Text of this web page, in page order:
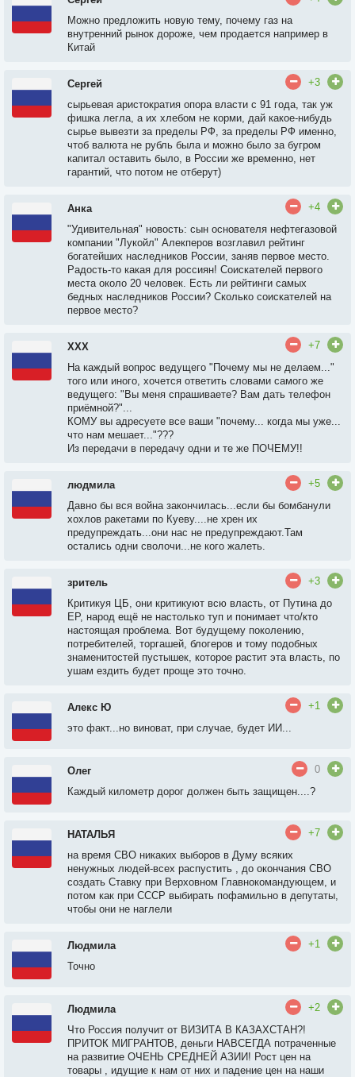
Можно предложить новую тему, почему газ на
внутренний рынок дороже, чем продается например в
Китай
Сергей
+3
сырьевая аристократия опора власти с 91 года, так уж
фишка легла, а их хлебом не корми, дай какое-нибудь
сырье вывезти за пределы РФ, за пределы РФ именно,
чтоб валюта не рубль была и можно было за бугром
капитал оставить было, в России же временно, нет
гарантий, что потом не отберут)
Анка
+4
"Удивительная" новость: сын основателя нефтегазовой
компании "Лукойл" Алекперов возглавил рейтинг
богатейших наследников России, заняв первое место.
Радость-то какая для россиян! Соискателей первого
места около 20 человек. Есть ли рейтинги самых
бедных наследников России? Сколько соискателей на
первое место?
ХХХ
+7
На каждый вопрос ведущего "Почему мы не делаем..."
того или иного, хочется ответить словами самого же
ведущего: "Вы меня спрашиваете? Вам дать телефон
приёмной?"...
КОМУ вы адресуете все ваши "почему... когда мы уже...
что нам мешает..."???
Из передачи в передачу одни и те же ПОЧЕМУ!!
людмила
+5
Давно бы вся война закончилась...если бы бомбанули
хохлов ракетами по Куеву....не хрен их
предупреждать...они нас не предупреждают.Там
остались одни сволочи...не кого жалеть.
зритель
+3
Критикуя ЦБ, они критикуют всю власть, от Путина до
ЕР, народ ещё не настолько туп и понимает что/кто
настоящая проблема. Вот будущему поколению,
потребителей, торгашей, блогеров и тому подобных
знаменитостей пустышек, которое растит эта власть, по
ушам ездить будет проще это точно.
Алекс Ю
+1
это факт...но виноват, при случае, будет ИИ...
Олег
0
Каждый километр дорог должен быть защищен....?
НАТАЛЬЯ
+7
на время СВО никаких выборов в Думу всяких
ненужных людей-всех распустить , до окончания СВО
создать Ставку при Верховном Главнокомандующем, и
потом как при СССР выбирать пофамильно в депутаты,
чтобы они не наглели
Людмила
+1
Точно
Людмила
+2
Что Россия получит от ВИЗИТА В КАЗАХСТАН?!
ПРИТОК МИГРАНТОВ, деньги НАВСЕГДА потраченные
на развитие ОЧЕНЬ СРЕДНЕЙ АЗИИ! Рост цен на
товары , идущие к нам от них и падение цен на наши